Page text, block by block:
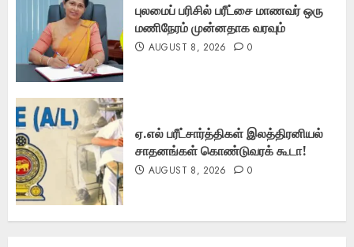
புலமைப் பரிசில் பரீட்சை மாணவர் ஒரு
மணிநேரம் முன்னதாக வரவும்
AUGUST 8, 2026 0
ஏ.எல் பரீட்சார்த்திகள் இலத்திரனியல்
சாதனங்கள் கொண்டுவரக் கூடா!
AUGUST 8, 2026 0